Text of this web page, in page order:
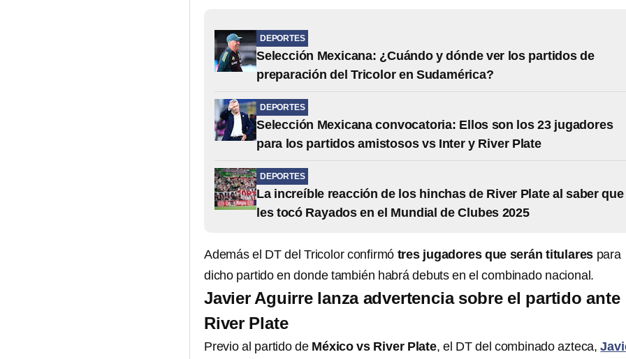
DEPORTES
Selección Mexicana: ¿Cuándo y dónde ver los partidos de
preparación del Tricolor en Sudamérica?
DEPORTES
Selección Mexicana convocatoria: Ellos son los 23 jugadores
para los partidos amistosos vs Inter y River Plate
DEPORTES
La increíble reacción de los hinchas de River Plate al saber que
les tocó Rayados en el Mundial de Clubes 2025
Además el DT del Tricolor confirmó tres jugadores que serán titulares para
dicho partido en donde también habrá debuts en el combinado nacional.
Javier Aguirre lanza advertencia sobre el partido ante
River Plate
Previo al partido de México vs River Plate, el DT del combinado azteca,